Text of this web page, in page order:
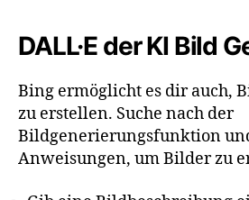
DALL·E der KI Bild
Bing ermöglicht es dir auch,
zu erstellen. Suche nach der
Bildgenerierungsfunktion
Anweisungen, um Bilder zu